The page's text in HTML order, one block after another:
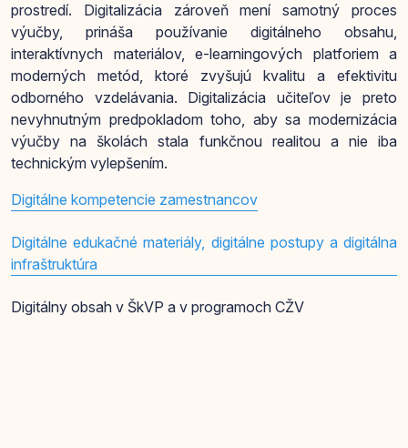
prostredí. Digitalizácia zároveň mení samotný proces
výučby, prináša používanie digitálneho obsahu,
interaktívnych materiálov, e-learningových platforiem a
moderných metód, ktoré zvyšujú kvalitu a efektivitu
odborného vzdelávania. Digitalizácia učiteľov je preto
nevyhnutným predpokladom toho, aby sa modernizácia
výučby na školách stala funkčnou realitou a nie iba
technickým vylepšením.
Digitálne kompetencie zamestnancov
Digitálne edukačné materiály, digitálne postupy a digitálna
infraštruktúra
Digitálny obsah v ŠkVP a v programoch CŽV